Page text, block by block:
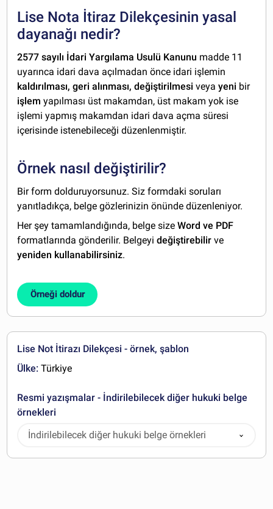
Lise Nota İtiraz Dilekçesinin yasal
dayanağı nedir?
2577 sayılı İdari Yargılama Usulü Kanunu madde 11
uyarınca idari dava açılmadan önce idari işlemin
kaldırılması, geri alınması, değiştirilmesi veyayeni bir
işlem yapılması üst makamdan, üst makam yok ise
işlemi yapmış makamdan idari dava açma süresi
içerisinde istenebileceği düzenlenmiştir.
Örnek nasıl değiştirilir?
Bir form dolduruyorsunuz. Siz formdaki soruları
yanıtladıkça, belge gözlerinizin önünde düzenleniyor.
Her şey tamamlandığında, belge sizeWord ve PDF
formatlarında gönderilir. Belgeyideğiştirebilir ve
yeniden kullanabilirsiniz.
Örneği doldur
Lise Not İtirazı Dilekçesi - örnek, şablon
Ülke: Türkiye
Resmi yazışmalar - İndirilebilecek diğer hukuki belge
örnekleri
İndirilebilecek diğer hukuki belge örnekleri